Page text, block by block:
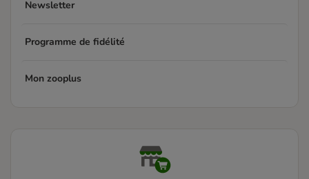
Newsletter
Programme de fidélité
Mon zooplus